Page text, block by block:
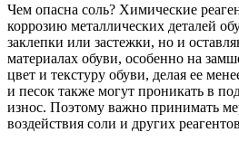
Чем опасна соль? Химические
коррозию металлических деталей
заклепки или застежки, но и
материалах обуви, особенно на
цвет и текстуру обуви, делая ее
и песок также могут проникать в
износ. Поэтому важно принимать
воздействия соли и других